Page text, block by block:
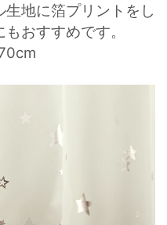
地に箔プリントをし
おすすめです。